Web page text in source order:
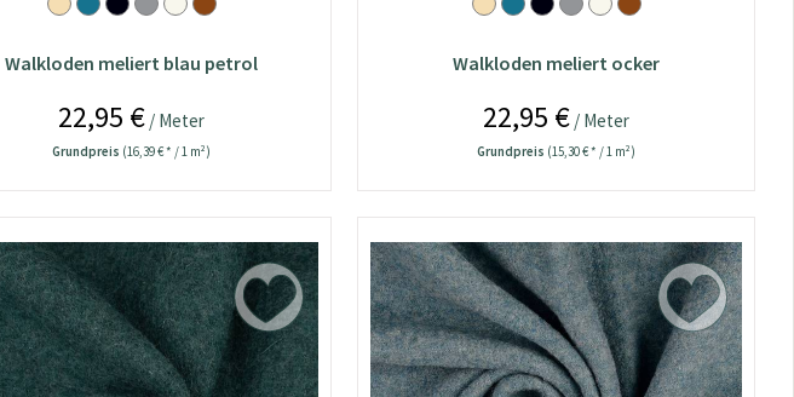
Walkloden meliert blau petrol
22,95 € / Meter
Grundpreis (16,39 € * / 1 m²)
Walkloden meliert ocker
22,95 € / Meter
Grundpreis (15,30 € * / 1 m²)